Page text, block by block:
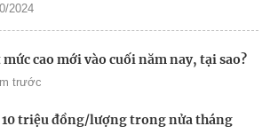
2024
cao mới vào cuối năm nay, tại sao?
trước
10 triệu đồng/lượng trong nửa tháng